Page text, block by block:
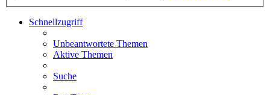
Schnellzugriff
Unbeantwortete Themen
Aktive Themen
Suche